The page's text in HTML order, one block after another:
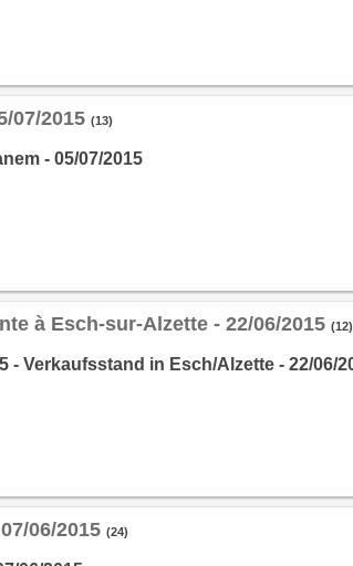
07/2015 (13)
- 05/07/2015
à Esch-sur-Alzette - 22/06/2015 (12)
Verkaufsstand in Esch/Alzette - 22/06/
06/2015 (24)